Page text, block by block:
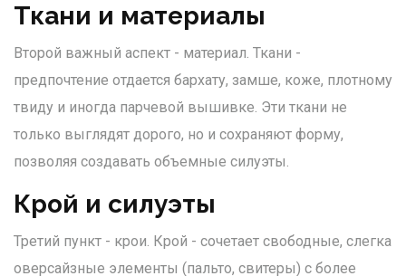
Ткани и материалы
Второй важный аспект - материал. Ткани -
предпочтение отдается бархату, замше, коже, плотному
твиду и иногда парчевой вышивке. Эти ткани не
только выглядят дорого, но и сохраняют форму,
позволяя создавать объемные силуэты.
Крой и силуэты
Третий пункт - крои. Крой - сочетает свободные, слегка
оверсайзные элементы (пальто, свитеры) с более